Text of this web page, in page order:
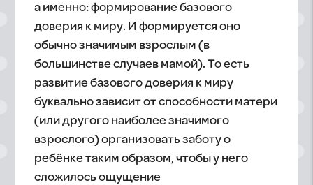
а именно: формирование базового
доверия к миру. И формируется оно
обычно значимым взрослым (в
большинстве случаев мамой). То есть
развитие базового доверия к миру
буквально зависит от способности матери
(или другого наиболее значимого
взрослого) организовать заботу о
ребёнке таким образом, чтобы у него
сложилось ощущение